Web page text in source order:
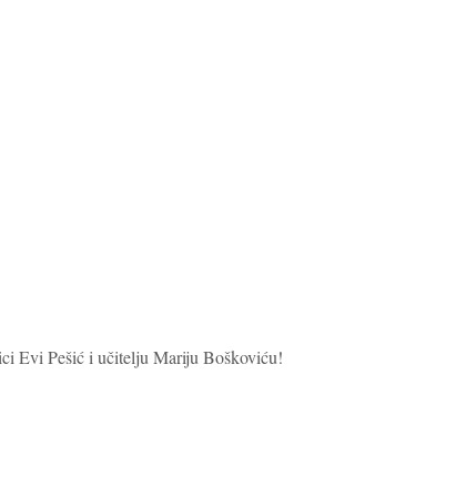
Evi Pešić i učitelju Mariju Boškoviću!